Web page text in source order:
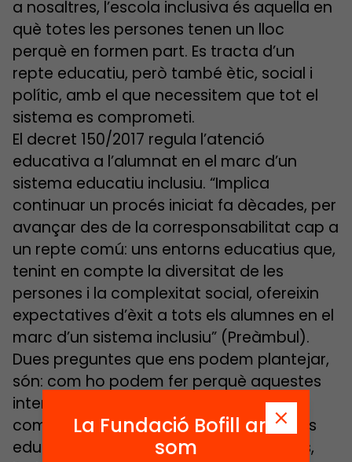
a nosaltres, l’escola inclusiva és aquella en
què totes les persones tenen un lloc
perquè en formen part. Es tracta d’un
repte educatiu, però també ètic, social i
polític, amb el que necessitem que tot el
sistema es comprometi.
El decret 150/2017 regula l’atenció
educativa a l’alumnat en el marc d’un
sistema educatiu inclusiu. “Implica
continuar un procés iniciat fa dècades, per
avançar des de la corresponsabilitat cap a
un repte comú: uns entorns educatius que,
tenint en compte la diversitat de les
persones i la complexitat social, ofereixin
expectatives d’èxit a tots els alumnes en el
marc d’un sistema inclusiu” (Preàmbul).
Dues preguntes que ens podem plantejar,
són: com ho podem fer perquè aquestes
intencions siguin realitat? Com poden
comprometre’s escoles, instituts, serveis
educatius, universitats, escoles d’adults,
La Fundació Bofill ara
som